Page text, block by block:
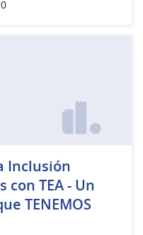
0
Inclusión
con TEA - Un
TENEMOS